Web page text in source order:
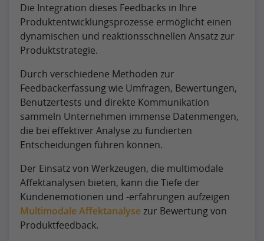
Die Integration dieses Feedbacks in Ihre
Produktentwicklungsprozesse ermöglicht einen
dynamischen und reaktionsschnellen Ansatz zur
Produktstrategie.
Durch verschiedene Methoden zur
Feedbackerfassung wie Umfragen, Bewertungen,
Benutzertests und direkte Kommunikation
sammeln Unternehmen immense Datenmengen,
die bei effektiver Analyse zu fundierten
Entscheidungen führen können.
Der Einsatz von Werkzeugen, die multimodale
Affektanalysen bieten, kann die Tiefe der
Kundenemotionen und -erfahrungen aufzeigen
Multimodale Affektanalysezur Bewertung von
Produktfeedback.